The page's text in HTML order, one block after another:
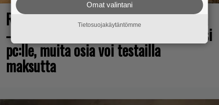
Rakastettu pelisarja täyttää 25 vuotta
– vuonna 2012 julkaistu osa ilmaiseksi
pc:lle, muita osia voi testailla
maksutta
Omat valintani
Tietosuojakäytäntömme